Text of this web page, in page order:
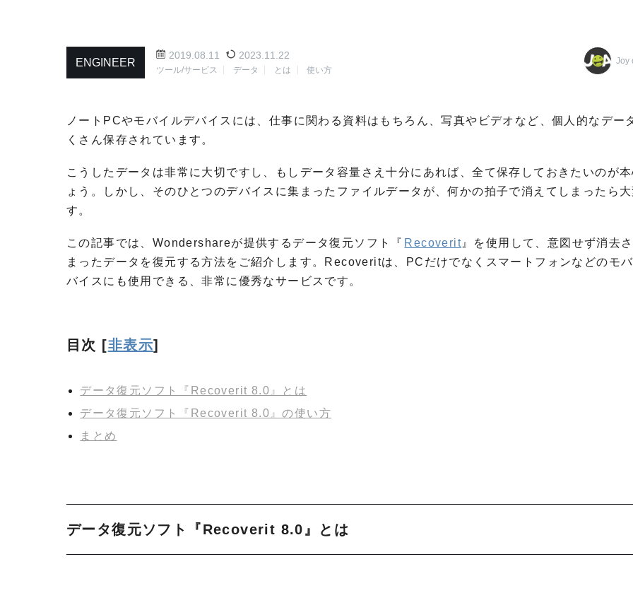
ENGINEER Joy
2019.08.11 2023.11.22
ツール/サービス データ とは 使い方
ノートPCやモバイルデバイスには、仕事に関わる資料はもちろん、写真やビデオなど、個人的なデー
くさん保存されています。
こうしたデータは非常に大切ですし、もしデータ容量さえ十分にあれば、全て保存しておきたいのが
ょう。しかし、そのひとつのデバイスに集まったファイルデータが、何かの拍子で消えてしまったら
す。
この記事では、Wondershareが提供するデータ復元ソフト『 Recoverit 』を使用して、意図せず消去
まったデータを復元する方法をご紹介します。Recoveritは、PCだけでなくスマートフォンなどのモ
バイスにも使用できる、非常に優秀なサービスです。
目次 [非表示]
データ復元ソフト『Recoverit 8.0』とは
データ復元ソフト『Recoverit 8.0』の使い方
まとめ
データ復元ソフト『Recoverit 8.0』とは